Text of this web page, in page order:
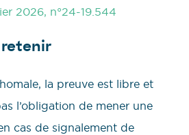
2026, n°24-19.544
retenir
la preuve est libre et
l’obligation de mener une
cas de signalement de